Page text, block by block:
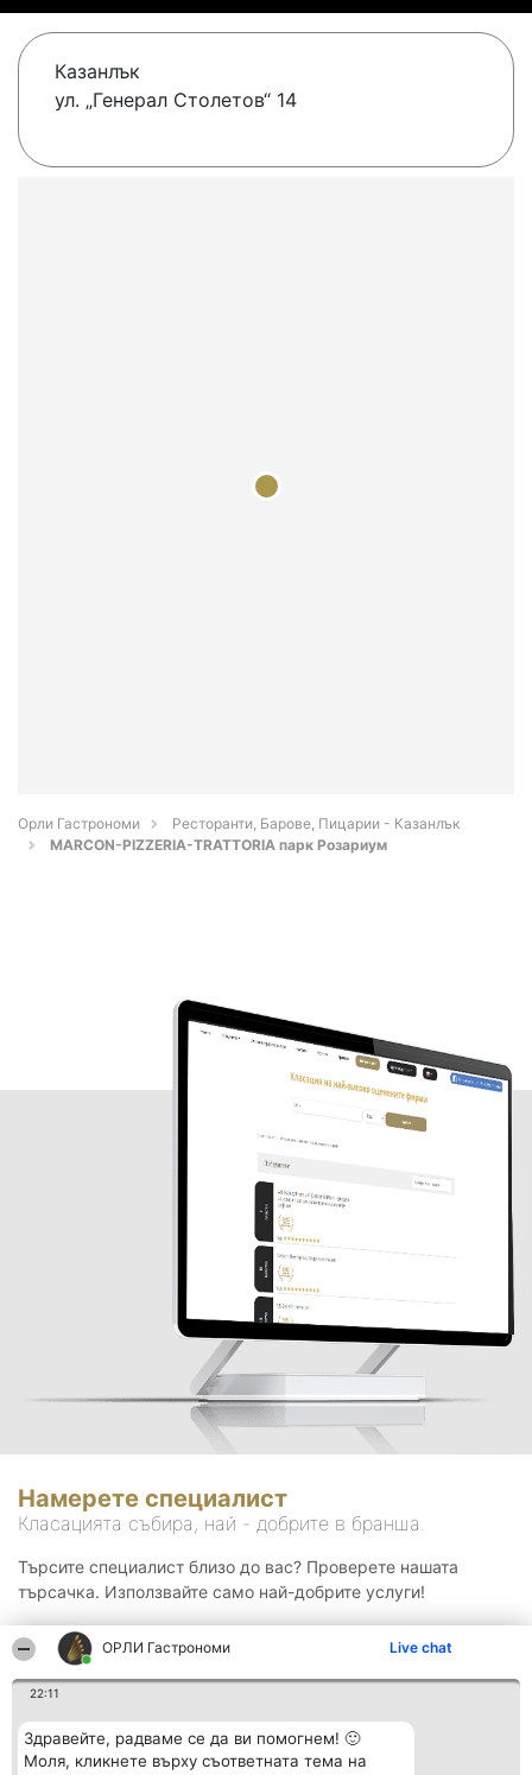
ОРЛИ Гастрономи Live chat
22:11
Здравейте, радваме се да ви помогнем! 🙂
Моля, кликнете върху съответната тема на
Казанлък
ул. „Генерал Столетов“ 14
Орли Гастрономи
Ресторанти, Барове, Пицарии - Казанлък
MARCON-PIZZERIA-TRATTORIA парк Розариум
Намерете специалист
Класацията събира, най - добрите в бранша.
Търсите специалист близо до вас? Проверете нашата
търсачка. Използвайте само най-добрите услуги!